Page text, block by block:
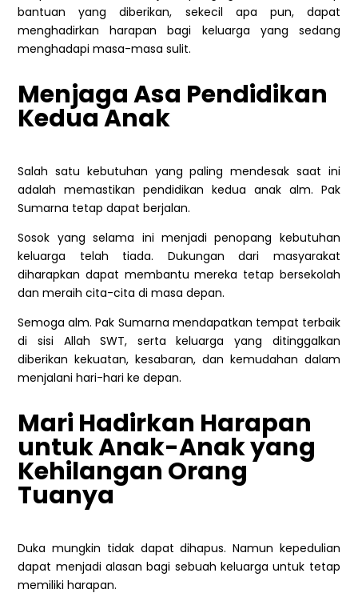
bantuan yang diberikan, sekecil apa pun, dapat
menghadirkan harapan bagi keluarga yang sedang
menghadapi masa-masa sulit.
Menjaga Asa Pendidikan
Kedua Anak
Salah satu kebutuhan yang paling mendesak saat ini
adalah memastikan pendidikan kedua anak alm. Pak
Sumarna tetap dapat berjalan.
Sosok yang selama ini menjadi penopang kebutuhan
keluarga telah tiada. Dukungan dari masyarakat
diharapkan dapat membantu mereka tetap bersekolah
dan meraih cita-cita di masa depan.
Semoga alm. Pak Sumarna mendapatkan tempat terbaik
di sisi Allah SWT, serta keluarga yang ditinggalkan
diberikan kekuatan, kesabaran, dan kemudahan dalam
menjalani hari-hari ke depan.
Mari Hadirkan Harapan
untuk Anak-Anak yang
Kehilangan Orang
Tuanya
Duka mungkin tidak dapat dihapus. Namun kepedulian
dapat menjadi alasan bagi sebuah keluarga untuk tetap
memiliki harapan.